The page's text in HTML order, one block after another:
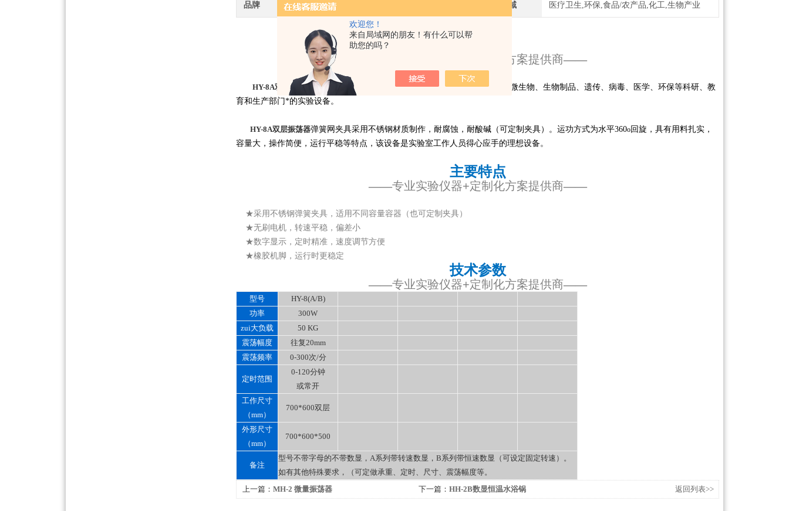
欢迎您！
来自局域网的朋友！有什么可以帮
助您的吗？
品牌 其他品牌 应用领域 医疗卫生,环保,食品/农产品,化工,生物产业
专业实验仪器+定制化方案提供商——
HY-8A双层振荡器是一种培养制备生物样品的生化仪器，是植物、生物、微生物、生物制品、遗传、病毒、医学、环保等科研、教
育和生产部门*的实验设备。
HY-8A双层振荡器弹簧网夹具采用不锈钢材质制作，耐腐蚀，耐酸碱（可定制夹具）。运功方式为水平360o回旋，具有用料扎实，
容量大，操作简便，运行平稳等特点， 该设备是实验室工作人员得心应手的理想设备。
主要特点
——专业实验仪器+定制化方案提供商——
★采用不锈钢弹簧夹具，适用不同容量容器（也可定制夹具）
★无刷电机，转速平稳，偏差小
★数字显示，定时精准，速度调节方便
★橡胶机脚，运行时更稳定
技术参数
——专业实验仪器+定制化方案提供商——
型号
HY-8(A/B)
功率
300W
zui大负载
50 KG
震荡幅度
往复20mm
震荡频率
0-300次/分
定时范围
0-120分钟
或常开
工作尺寸
（mm）
700*600双层
外形尺寸
（mm）
700*600*500
备注
型号不带字母的不带数显，A系列带转速数显，B系列带恒速数显（可设定固定转速）。
如有其他特殊要求，（可定做承重、定时、尺寸、震荡幅度等。
上一篇： MH-2 微量振荡器 下一篇： HH-2B数显恒温水浴锅 返回列表>>